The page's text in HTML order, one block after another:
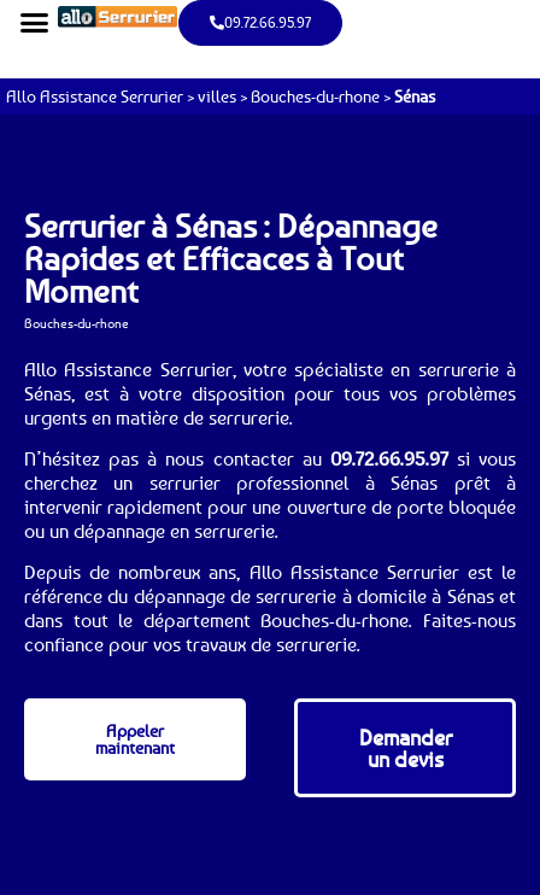
09.72.66.95.97
Allo Assistance Serrurier >villes >Bouches-du-rhone >Sénas
Serrurier à Sénas : Dépannage
Rapides et Efficaces à Tout
Moment
Bouches-du-rhone
Allo Assistance Serrurier, votre spécialiste en serrurerie à
Sénas, est à votre disposition pour tous vos problèmes
urgents en matière de serrurerie.
N’hésitez pas à nous contacter au 09.72.66.95.97si vous
cherchez un serrurier professionnel à Sénas prêt à
intervenir rapidement pour une ouverture de porte bloquée
ou un dépannage en serrurerie.
Depuis de nombreux ans, Allo Assistance Serrurier est le
référence du dépannage de serrurerie à domicile à Sénas et
dans tout le département Bouches-du-rhone. Faites-nous
confiance pour vos travaux de serrurerie.
Appeler
maintenant
Demander
un devis